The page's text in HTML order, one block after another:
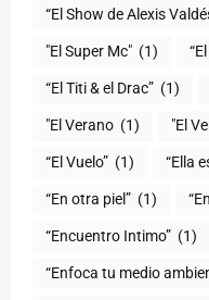
“El Show de Alexis
"El Super Mc" (1)
“El Titi & el Drac” (1)
"El Verano (1) "El
(1) “Ella
“En otra piel” (1)
“Encuentro Intimo” (1)
“Enfoca tu medio